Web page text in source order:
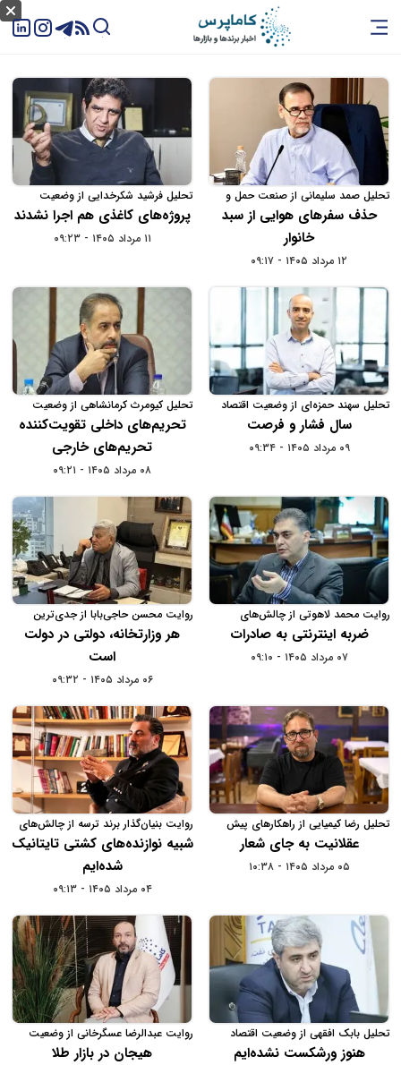
تحلیل صمد سلیمانی از صنعت حمل و
نقل هوایی در سال 1404
حذف سفرهای هوایی از سبد
خانوار
۱۲ مرداد ۱۴۰۵ - ۰۹:۱۷
تحلیل فرشید شکرخدایی از وضعیت
سرمایه‌گذاری در اقتصاد ایران در سال
1404
پروژه‌های کاغذی هم اجرا نشدند
۱۱ مرداد ۱۴۰۵ - ۰۹:۲۳
تحلیل سهند حمزه‌ای از وضعیت اقتصاد
دیجیتال در سال 1404سال فشار و فرصت
۰۹ مرداد ۱۴۰۵ - ۰۹:۳۴
تحلیل کیومرث کرمانشاهی از وضعیت
بازرگانی ایران در سال 1404
تحریم‌های داخلی تقویت‌کننده
تحریم‌های خارجی
۰۸ مرداد ۱۴۰۵ - ۰۹:۲۱
روایت محمد لاهوتی از چالش‌های
صادرات در سال 1404
ضربه اینترنتی به صادرات
۰۷ مرداد ۱۴۰۵ - ۰۹:۱۰
روایت محسن حاجی‌بابا از جدی‌ترین
چالش‌های کسب‌وکارها در سال 1404
هر وزارتخانه، دولتی در دولت
است
۰۶ مرداد ۱۴۰۵ - ۰۹:۳۲
تحلیل رضا کیمیایی از راهکارهای پیش
روی اقتصاد ایران
عقلانیت به جای شعار
۰۵ مرداد ۱۴۰۵ - ۱۰:۳۸
روایت بنیان‌گذار برند ترسه از چالش‌های
کسب‌وکارهای فرهنگی در سال 1404
شبیه نوازنده‌های کشتی تایتانیک
شده‌ایم
۰۴ مرداد ۱۴۰۵ - ۰۹:۱۳
تحلیل بابک افقهی از وضعیت اقتصاد
ایران و جهان در سال 1404
هنوز ورشکست نشده‌ایم
روایت عبدالرضا عسگرخانی از وضعیت
پلتفرم‌های خرید و فروش طلا در سال
هیجان در بازار طلا